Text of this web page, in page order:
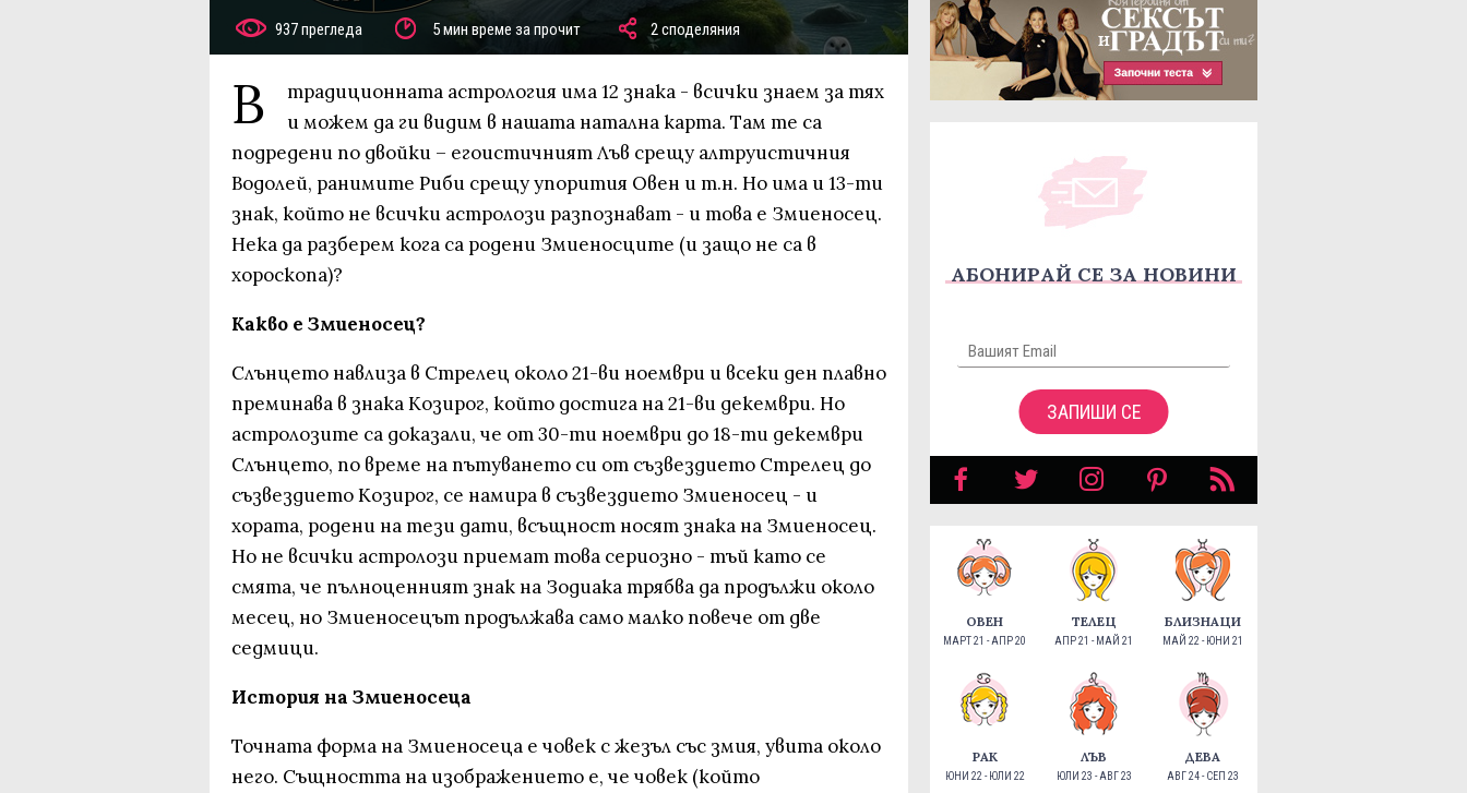
937 прегледа 5 мин време за прочит 2 споделяния
В
традиционната астрология има 12 знака - всички знаем за тях
и можем да ги видим в нашата натална карта. Там те са
подредени по двойки – егоистичният Лъв срещу алтруистичния
Водолей, ранимите Риби срещу упорития Овен и т.н. Но има и 13-ти
знак, който не всички астролози разпознават - и това е Змиеносец.
Нека да разберем кога са родени Змиеносците (и защо не са в
хороскопа)?
Какво е Змиеносец?
Слънцето навлиза в Стрелец около 21-ви ноември и всеки ден плавно
преминава в знака Козирог, който достига на 21-ви декември. Но
астролозите са доказали, че от 30-ти ноември до 18-ти декември
Слънцето, по време на пътуването си от съзвездието Стрелец до
съзвездието Козирог, се намира в съзвездието Змиеносец - и
хората, родени на тези дати, всъщност носят знака на Змиеносец.
Но не всички астролози приемат това сериозно - тъй като се
смята, че пълноценният знак на Зодиака трябва да продължи около
месец, но Змиеносецът продължава само малко повече от две
седмици.
История на Змиеносеца
Точната форма на Змиеносеца е човек с жезъл със змия, увита около
него. Същността на изображението е, че човек (който
АБОНИРАЙ СЕ ЗА НОВИНИ
ЗАПИШИ СЕ
ОВЕН
МАРТ 21 - АПР 20
ТЕЛЕЦ
АПР 21 - МАЙ 21
БЛИЗНАЦИ
МАЙ 22 - ЮНИ 21
РАК
ЮНИ 22 - ЮЛИ 22
ЛЪВ
ЮЛИ 23 - АВГ 23
ДЕВА
АВГ 24 - СЕП 23